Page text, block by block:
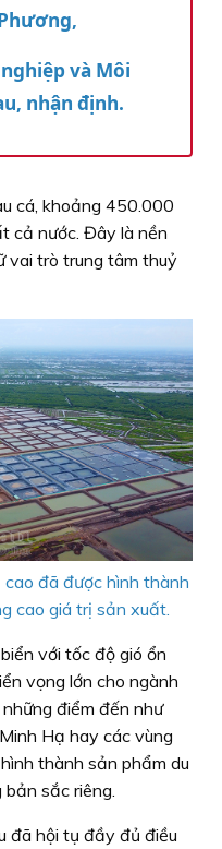
và Môi
nhận định.
cá, khoảng 450.000
cả nước. Đây là nền
vai trò trung tâm thuỷ
cao đã được hình thành
cao giá trị sản xuất.
với tốc độ gió ổn
vọng lớn cho ngành
điểm đến như
Hạ hay các vùng
thành sản phẩm du
bản sắc riêng.
đã hội tụ đầy đủ điều